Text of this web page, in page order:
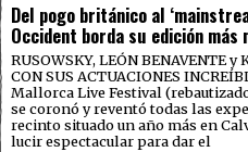
Del pogo británico al
Occident borda su edición
RUSOWSKY, LEÓN BENAVENTE
CON SUS ACTUACIONES
Mallorca Live Festival
se coronó y reventó todas las
recinto situado un año más en
lucir espectacular para dar el